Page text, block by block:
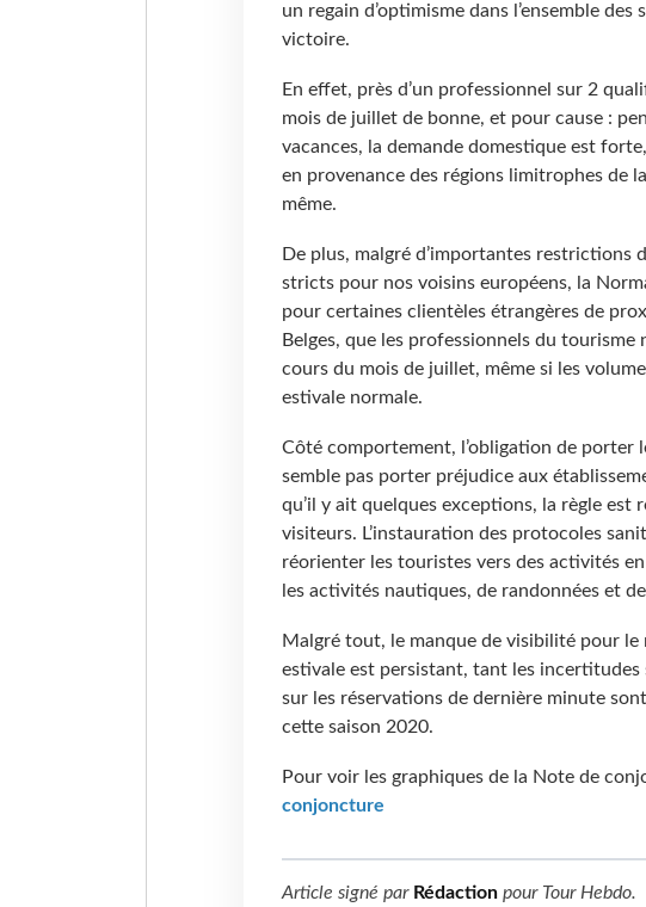
un regain d’optimisme dans l’ensemble
victoire.
En effet, près d’un professionnel sur 2
mois de juillet de bonne, et pour cause :
vacances, la demande domestique est
en provenance des régions limitrophes de
même.
De plus, malgré d’importantes restrictions
stricts pour nos voisins européens, la
pour certaines clientèles étrangères de
Belges, que les professionnels du
cours du mois de juillet, même si les
estivale normale.
Côté comportement, l’obligation de porter
semble pas porter préjudice aux
qu’il y ait quelques exceptions, la règle est
visiteurs. L’instauration des protocoles
réorienter les touristes vers des activités
les activités nautiques, de randonnées et
Malgré tout, le manque de visibilité pour le
estivale est persistant, tant les incertitudes
sur les réservations de dernière minute
cette saison 2020.
Pour voir les graphiques de la Note de
conjoncture
Article signé par Rédactionpour Tour Hebdo.